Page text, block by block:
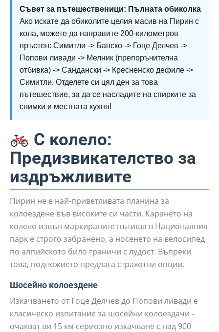
Съвет за пътешественици: Пълната обиколка
Ако искате да обиколите целия масив на Пирин с
кола, можете да направите 200-километров
пръстен: Симитли -> Банско -> Гоце Делчев ->
Попови ливади -> Мелник (препоръчителна
отбивка) -> Сандански -> Кресненско дефиле ->
Симитли. Отделете си цял ден за това
пътешествие, за да се насладите на спирките за
снимки и местната кухня!
С колело:
Предизвикателство за
издръжливите
Пирин не е най-приветливата планина за
колоездене във високите си части. Карането на
колело извън маркираните пътища в Националния
парк е строго забранено, а носенето на велосипед
по алпийското било граничи с лудост. Въпреки
това, подножието предлага страхотни опции.
Шосейно колоездене
Изкачването от Гоце Делчев до Попови ливади е
класическо изпитание за шосейни колоездачи –
очакват ви 15 км сериозно изкачване с над 900